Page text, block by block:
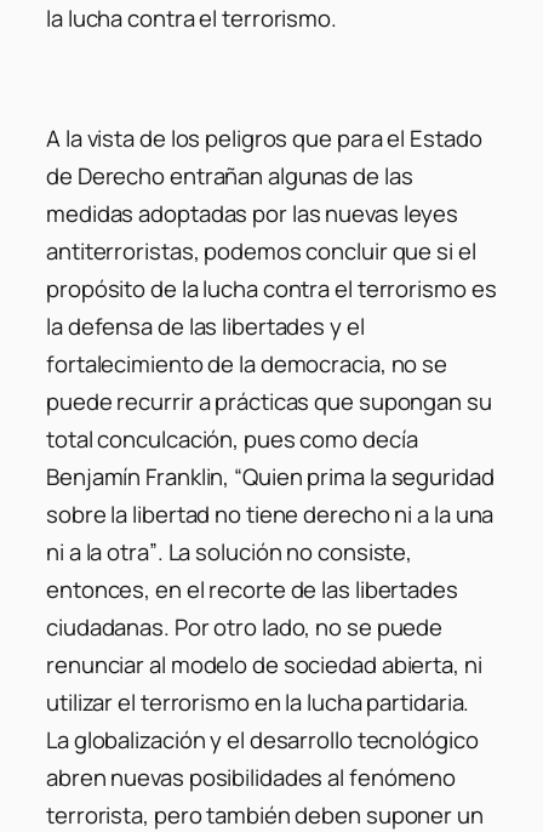
la lucha contra el terrorismo.
A la vista de los peligros que para el Estado
de Derecho entrañan algunas de las
medidas adoptadas por las nuevas leyes
antiterroristas, podemos concluir que si el
propósito de la lucha contra el terrorismo es
la defensa de las libertades y el
fortalecimiento de la democracia, no se
puede recurrir a prácticas que supongan su
total conculcación, pues como decía
Benjamín Franklin, “Quien prima la seguridad
sobre la libertad no tiene derecho ni a la una
ni a la otra”. La solución no consiste,
entonces, en el recorte de las libertades
ciudadanas. Por otro lado, no se puede
renunciar al modelo de sociedad abierta, ni
utilizar el terrorismo en la lucha partidaria.
La globalización y el desarrollo tecnológico
abren nuevas posibilidades al fenómeno
terrorista, pero también deben suponer un